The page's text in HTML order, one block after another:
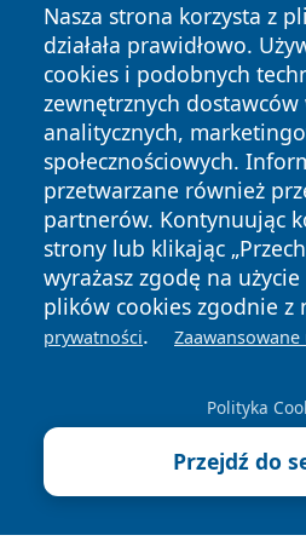
Nasza strona korzysta z
działała prawidłowo.
cookies i podobnych
zewnętrznych dostawców
analitycznych,
społecznościowych.
przetwarzane również
partnerów. Kontynuując
strony lub klikając
wyrażasz zgodę na
plików cookies zgodnie z
prywatności.
Polityka
Przejdź do
Copyright © 2026
zastrzeżone.
News Autorzy
Polityka
Prywatności